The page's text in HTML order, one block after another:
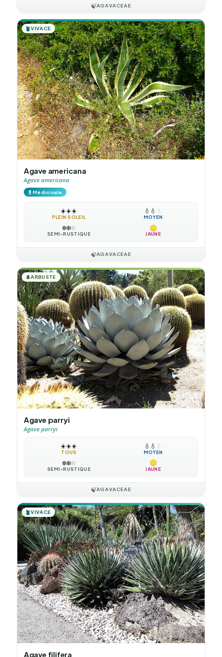
🍃AGAVACEAE
🪴VIVACE
Agave americana
Agave americana
💊Médicinale
☀️☀️☀️
PLEIN SOLEIL
💧 💧 💧
MOYEN
❄️❄️❄️
SEMI-RUSTIQUE JAUNE
🍃AGAVACEAE
🌲ARBUSTE
Agave parryi
Agave parryi
☀️☀️☀️
TOUS
💧 💧 💧
MOYEN
❄️❄️❄️
SEMI-RUSTIQUE JAUNE
🍃AGAVACEAE
🪴VIVACE
Agave filifera